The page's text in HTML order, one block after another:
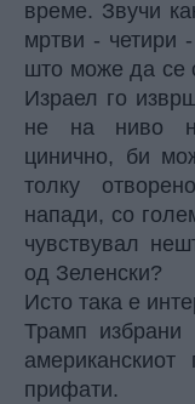
време. Звучи
мртви - четири
што може да се
Израел го
не на ниво
цинично, би
толку
напади, со
чувствувал
од Зеленски?
Исто така е
Трамп
прифати.